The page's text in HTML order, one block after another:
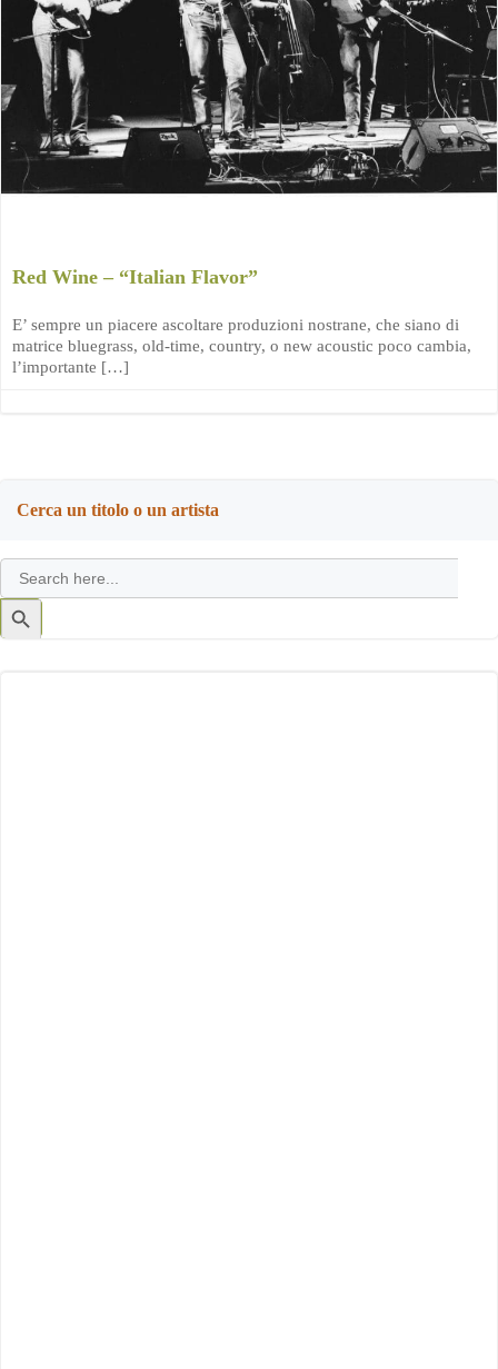
Red Wine – “Italian Flavor”
E’ sempre un piacere ascoltare produzioni nostrane, che siano di
matrice bluegrass, old-time, country, o new acoustic poco cambia,
l’importante […]
Cerca un titolo o un artista
Search
for:
Search
Button